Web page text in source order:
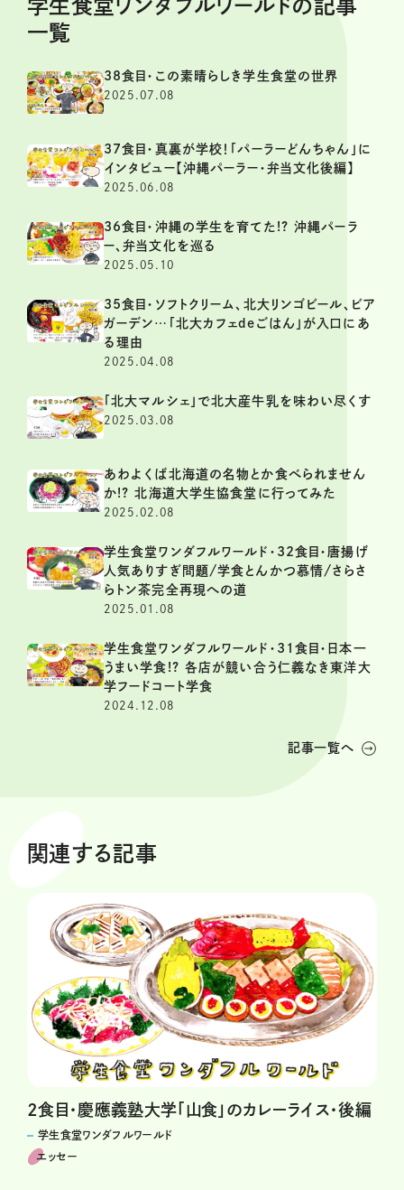
学生食堂ワンダフルワールドの記事
一覧
38食目・この素晴らしき学生食堂の世界
2025.07.08
37食目・真裏が学校！「パーラーどんちゃん」に
インタビュー【沖縄パーラー・弁当文化後編】
2025.06.08
36食目・沖縄の学生を育てた!? 沖縄パーラ
ー、弁当文化を巡る
2025.05.10
35食目・ソフトクリーム、北大リンゴビール、ビア
ガーデン…「北大カフェdeごはん」が入口にあ
る理由
2025.04.08
「北大マルシェ」で北大産牛乳を味わい尽くす
2025.03.08
あわよくば北海道の名物とか食べられません
か!? 北海道大学生協食堂に行ってみた
2025.02.08
学生食堂ワンダフルワールド・32食目・唐揚げ
人気ありすぎ問題/学食とんかつ慕情/さらさ
らトン茶完全再現への道
2025.01.08
学生食堂ワンダフルワールド・31食目・日本一
うまい学食!? 各店が競い合う仁義なき東洋大
学フードコート学食
2024.12.08
記事一覧へ
関連する記事
2食目・慶應義塾大学「山食」のカレーライス・後編
学生食堂ワンダフルワールド
エッセー